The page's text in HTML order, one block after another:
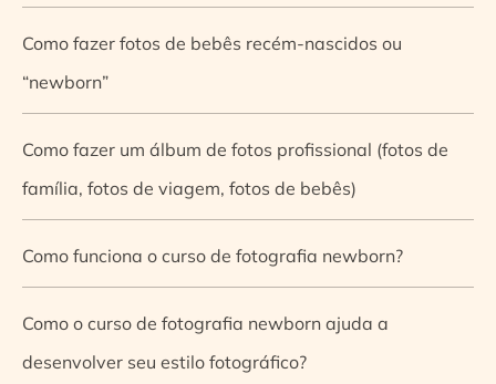
Como fazer fotos de bebês recém-nascidos ou
“newborn”
Como fazer um álbum de fotos profissional (fotos de
família, fotos de viagem, fotos de bebês)
Como funciona o curso de fotografia newborn?
Como o curso de fotografia newborn ajuda a
desenvolver seu estilo fotográfico?